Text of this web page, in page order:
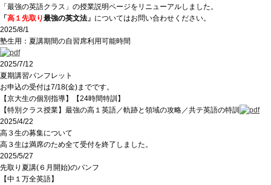
「最強の英語クラス」の授業説明ページをリニューアルしました。
「 高１先取り最強の英文法」 についてはお問い合わせください。
2025/8/1
塾生用：夏講期間の自習席利用可能時間
2025/7/12
夏期講習パンフレット
お申込の受付は7/18(金)までです。
【京大生の個別指導】【24時間特訓】
【特別クラス授業】最強の高１英語／軌跡と領域の攻略／共テ英語の特訓
2025/4/22
高３生の募集について
高３生は満席のため全て受付を終了しました。
2025/5/27
先取り夏講(６月開始)のパンフ
【中１万全英語】